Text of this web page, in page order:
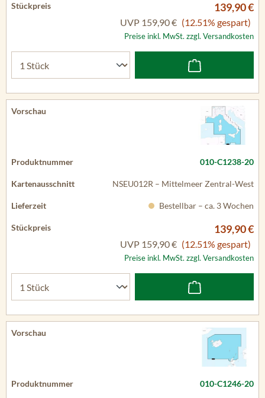
139,90 €
UVP 159,90 € (12.51% gespart)
Preise inkl. MwSt. zzgl. Versandkosten
010-C1238-20
NSEU012R – Mittelmeer Zentral-West
Bestellbar – ca. 3 Wochen
139,90 €
UVP 159,90 € (12.51% gespart)
Preise inkl. MwSt. zzgl. Versandkosten
010-C1246-20